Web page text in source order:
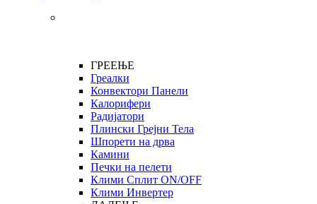
ГРЕЕЊЕ
Греалки
Конвектори Панели
Калорифери
Радијатори
Плински Грејни Тела
Шпорети на дрва
Камини
Печки на пелети
Клими Сплит ON/OFF
Клими Инвертер